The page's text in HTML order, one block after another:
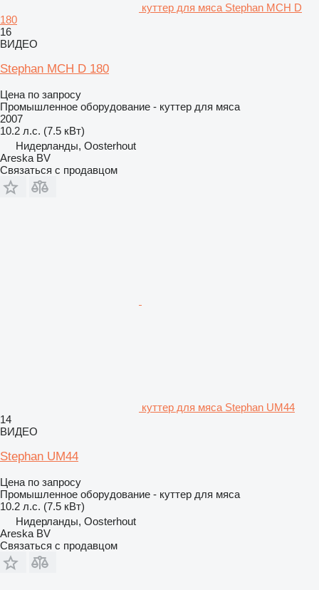
куттер для мяса Stephan MCH D
180
16
ВИДЕО
Stephan MCH D 180
Цена по запросу
Промышленное оборудование - куттер для мяса
2007
10.2 л.с. (7.5 кВт)
Нидерланды, Oosterhout
Areska BV
Связаться с продавцом
куттер для мяса Stephan UM44
14
ВИДЕО
Stephan UM44
Цена по запросу
Промышленное оборудование - куттер для мяса
10.2 л.с. (7.5 кВт)
Нидерланды, Oosterhout
Areska BV
Связаться с продавцом